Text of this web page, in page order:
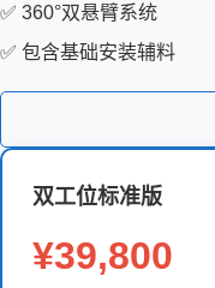
✅ 360°双悬臂系统
✅ 包含基础安装辅料
双工位标准版
¥39,800